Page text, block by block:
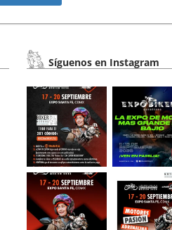
Síguenos en Instagram